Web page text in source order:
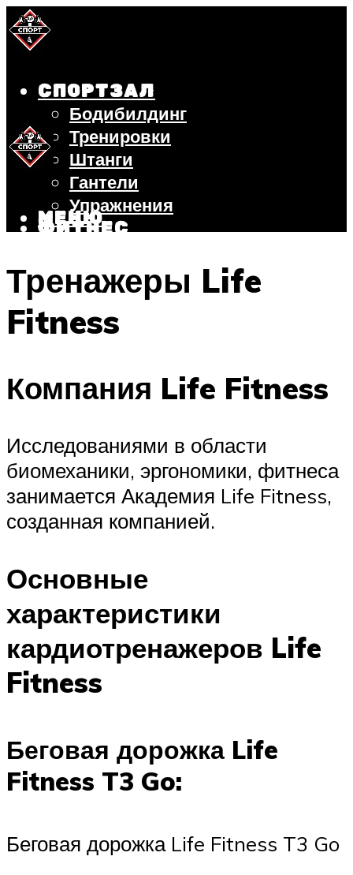
СПОРТЗАЛ
Бодибилдинг
Тренировки
Штанги
Гантели
Упражнения
ФИТНЕС
ВЕЛОСИПЕД
ПОХУДЕНИЕ
МЕНЮ
Тренажеры Life
Fitness
Компания Life Fitness
Исследованиями в области
биомеханики, эргономики, фитнеса
занимается Академия Life Fitness,
созданная компанией.
Основные
характеристики
кардиотренажеров Life
Fitness
Беговая дорожка Life
Fitness T3 Go:
Беговая дорожка Life Fitness T3 Go